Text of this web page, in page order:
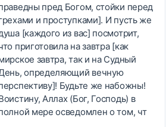
пред Богом, стойки перед
и проступками]. И пусть же
[каждого из вас] посмотрит,
приготовила на завтра [как
завтра, так и на Судный
определяющий вечную
Будьте же набожны!
Аллах (Бог, Господь) в
мере осведомлен о том, чт